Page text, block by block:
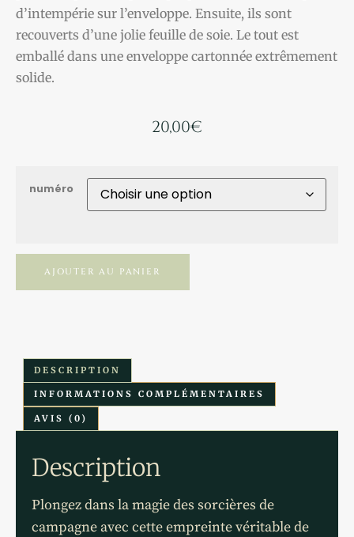
d’intempérie sur l’enveloppe. Ensuite, ils sont
recouverts d’une jolie feuille de soie. Le tout est
emballé dans une enveloppe cartonnée extrêmement
solide.
20,00€
numéro
AJOUTER AU PANIER
DESCRIPTION
INFORMATIONS COMPLÉMENTAIRES
AVIS (0)
Description
Plongez dans la magie des sorcières de
campagne avec cette empreinte véritable de